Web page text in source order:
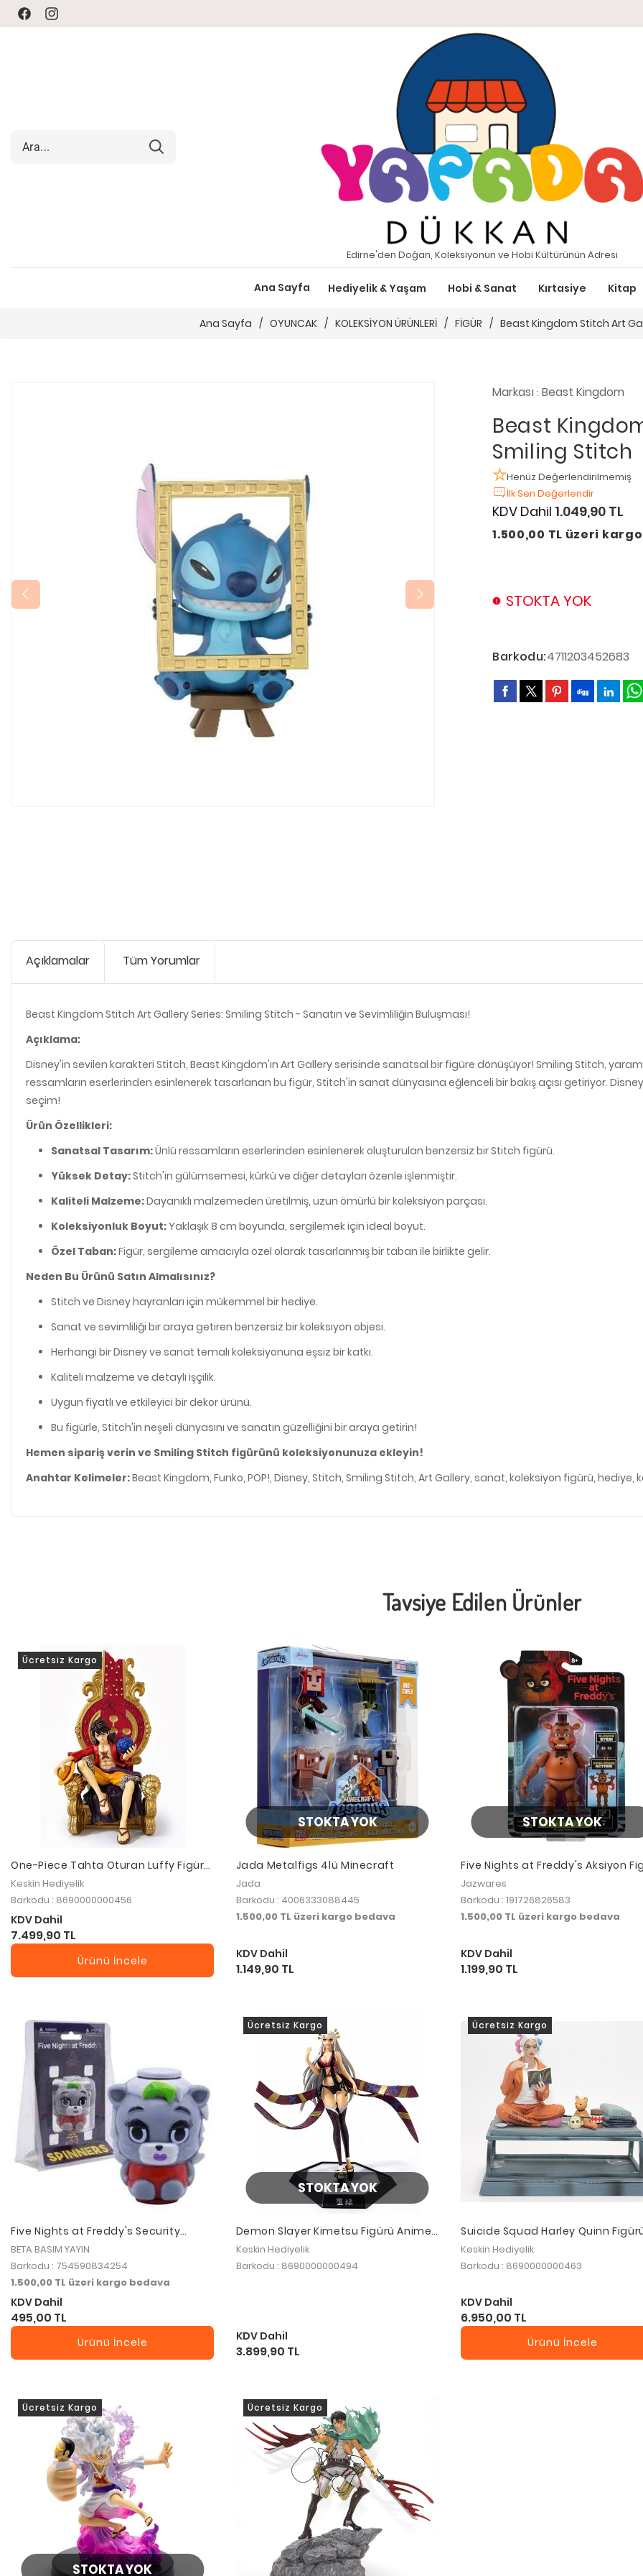
FacebookInstagram
Edirne'den Doğan, Koleksiyonun ve Hobi Kültürünün Adresi
Ana Sayfa Hediyelik & Yaşam Hobi & Sanat Kırtasiye Kitap
Ana Sayfa / OYUNCAK / KOLEKSİYON ÜRÜNLERİ / FİGÜR / Beast Kingdom Stitch Art
Markası: Beast Kingdom
Beast
Smiling Stitch
Henüz Değerlendirilmemiş
İlk Sen Değerlendir
KDV Dahil 1.049,90 TL
1.500,00 TL üzeri
STOKTA YOK
Barkodu:4711203452683
Açıklamalar Tüm Yorumlar
Beast Kingdom Stitch Art Gallery Series: Smiling Stitch - Sanatın ve Sevimliliğin Buluşması!
Açıklama:
Disney'in sevilen karakteri Stitch, Beast Kingdom'ın Art Gallery serisinde sanatsal bir figüre dönüşüyor! Smiling Stitch,
ressamların eserlerinden esinlenerek tasarlanan bu figür, Stitch'in sanat dünyasına eğlenceli bir bakış açısı getiriyor.
seçim!
Ürün Özellikleri:
Sanatsal Tasarım:Ünlü ressamların eserlerinden esinlenerek oluşturulan benzersiz bir Stitch figürü.
Yüksek Detay:Stitch'in gülümsemesi, kürkü ve diğer detayları özenle işlenmiştir.
Kaliteli Malzeme:Dayanıklı malzemeden üretilmiş, uzun ömürlü bir koleksiyon parçası.
Koleksiyonluk Boyut:Yaklaşık 8 cm boyunda, sergilemek için ideal boyut.
Özel Taban:Figür, sergileme amacıyla özel olarak tasarlanmış bir taban ile birlikte gelir.
Neden Bu Ürünü Satın Almalısınız?
Stitch ve Disney hayranları için mükemmel bir hediye.
Sanat ve sevimliliği bir araya getiren benzersiz bir koleksiyon objesi.
Herhangi bir Disney ve sanat temalı koleksiyonuna eşsiz bir katkı.
Kaliteli malzeme ve detaylı işçilik.
Uygun fiyatlı ve etkileyici bir dekor ürünü.
Bu figürle, Stitch'in neşeli dünyasını ve sanatın güzelliğini bir araya getirin!
Hemen sipariş verin ve Smiling Stitch figürünü koleksiyonunuza ekleyin!
Anahtar Kelimeler:Beast Kingdom, Funko, POP!, Disney, Stitch, Smiling Stitch, Art Gallery, sanat, koleksiyon figürü, hediye,
Tavsiye Edilen Ürünler
Ücretsiz Kargo
One-Piece Tahta Oturan Luffy Figürü
32 Cm Alk5276
Keskin Hediyelik
Barkodu : 8690000000456
KDV Dahil
7.499,90 TL
Ürünü İncele
STOKTA YOK
Jada Metalfigs 4lü Minecraft
Jada
Barkodu : 4006333088445
1.500,00 TL üzeri kargo bedava
KDV Dahil
1.149,90 TL
STOKTA YOK
Five Nights at Freddy's Aksiyon
Freddy FNF0002 Jazwares
Jazwares
Barkodu : 191726826583
1.500,00 TL üzeri kargo bedava
KDV Dahil
1.199,90 TL
Five Nights at Freddy's Security
Breach Stres Çarkı (Roxy)
BETA BASIM YAYIN
Barkodu : 754590834254
1.500,00 TL üzeri kargo bedava
KDV Dahil
495,00 TL
Ürünü İncele
STOKTA YOK
Ücretsiz Kargo
Demon Slayer Kimetsu Figürü Anime
28 Cm Alk5293
Keskin Hediyelik
Barkodu : 8690000000494
KDV Dahil
3.899,90 TL
Ücretsiz Kargo
Suicide Squad Harley Quinn
Cm Alk5286
Keskin Hediyelik
Barkodu : 8690000000463
KDV Dahil
6.950,00 TL
Ürünü İncele
STOKTA YOK
Ücretsiz Kargo Ücretsiz Kargo